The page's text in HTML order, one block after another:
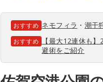
おすすめ ネモフィラ ・ 潮干
おすすめ
【最大12連休も
避術をご紹介